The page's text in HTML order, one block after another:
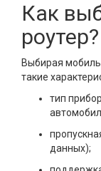
Как
роутер?
Выбирая
такие
тип
данных);